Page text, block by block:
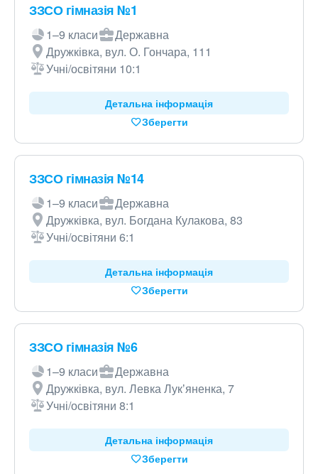
ЗЗСО гімназія №1
1–9 класи
Державна
Дружківка, вул. О. Гончара, 111
Учні/освітяни 10:1
Детальна інформація
Зберегти
ЗЗСО гімназія №14
1–9 класи
Державна
Дружківка, вул. Богдана Кулакова, 83
Учні/освітяни 6:1
Детальна інформація
Зберегти
ЗЗСО гімназія №6
1–9 класи
Державна
Дружківка, вул. Левка Лукʼяненка, 7
Учні/освітяни 8:1
Детальна інформація
Зберегти